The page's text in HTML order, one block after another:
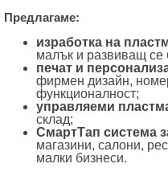
Предлагаме:
изработка на
малък и развиващ се
печат и
фирмен дизайн,
функционалност;
управляеми
склад;
СмартТап система
магазини, салони,
малки бизнеси.